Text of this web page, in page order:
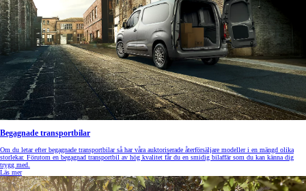
Begagnade transportbilar
Om du letar efter begagnade transportbilar så har våra auktoriserade återförsäljare modeller i en mängd olika
storlekar. Förutom en begagnad transportbil av hög kvalitet får du en smidig bilaffär som du kan känna dig
trygg med.
Läs mer